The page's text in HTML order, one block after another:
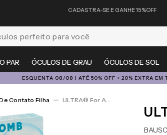
CADASTRA-SE E GANHE 15%OFF
PAR ÓCULOS DE GRAU ÓCULOS DE SOL
para você
ESQUENTA 08/08 | ATÉ 50% OFF + 20% EXTRA EM
Contato Filha ULTRA® For Astigmatism 6